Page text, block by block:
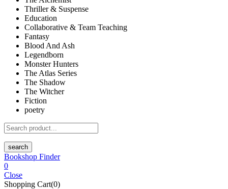
Thriller & Suspense
Education
Collaborative & Team Teaching
Fantasy
Blood And Ash
Legendborn
Monster Hunters
The Atlas Series
The Shadow
The Witcher
Fiction
poetry
search
Bookshop Finder
0
Close
Shopping Cart(0)